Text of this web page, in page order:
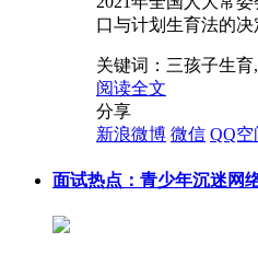
口与计划生育法的
关键词： 三孩子生
阅读全文
分享
新浪微博 微信 QQ空
面试热点：青少年沉迷网